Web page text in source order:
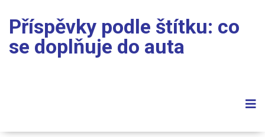
Příspěvky podle štítku: co
se doplňuje do auta